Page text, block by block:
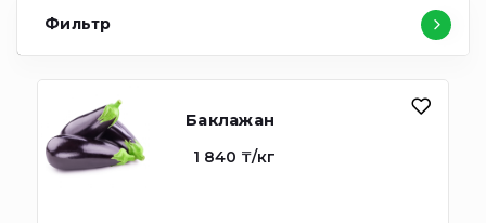
Фильтр
Баклажан
1 840 ₸/кг